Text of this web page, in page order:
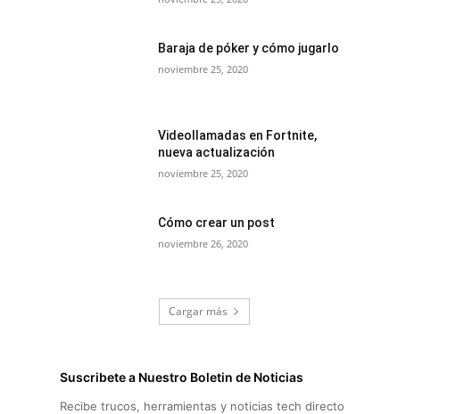
Baraja de póker y cómo jugarlo
noviembre 25, 2020
Videollamadas en Fortnite,
nueva actualización
noviembre 25, 2020
Cómo crear un post
noviembre 26, 2020
Cargar más
Suscribete a Nuestro Boletin de Noticias
Recibe trucos, herramientas y noticias tech directo